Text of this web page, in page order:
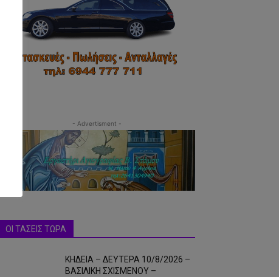
- Advertisment -
ΟΙ ΤΑΣΕΙΣ ΤΩΡΑ
ΚΗΔΕΙΑ – ΔΕΥΤΕΡΑ 10/8/2026 –
ΒΑΣΙΛΙΚΗ ΣΧΙΣΜΕΝΟΥ –